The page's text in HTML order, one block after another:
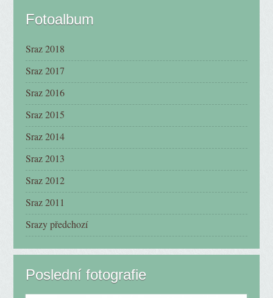
Fotoalbum
Sraz 2018
Sraz 2017
Sraz 2016
Sraz 2015
Sraz 2014
Sraz 2013
Sraz 2012
Sraz 2011
Srazy předchozí
Poslední fotografie